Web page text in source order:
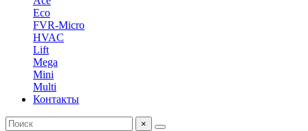
Eco
FVR-Micro
HVAC
Lift
Mega
Mini
Multi
Контакты
×